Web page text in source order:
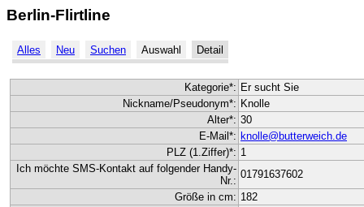
Berlin-Flirtline
Alles Neu Suchen Auswahl Detail
Kategorie*: Er sucht Sie
Nickname/Pseudonym*: Knolle
Alter*: 30
E-Mail*: knolle@butterweich.de
PLZ (1.Ziffer)*: 1
Ich möchte SMS-Kontakt auf folgender Handy-
Nr.:
01791637602
Größe in cm: 182